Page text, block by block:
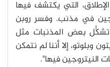
التي يكتشف فيها
في مذنب. وفسر روبن
بعض المذنبات مثل
إلا أننا لم نتمكن
النيتروجين فيها".